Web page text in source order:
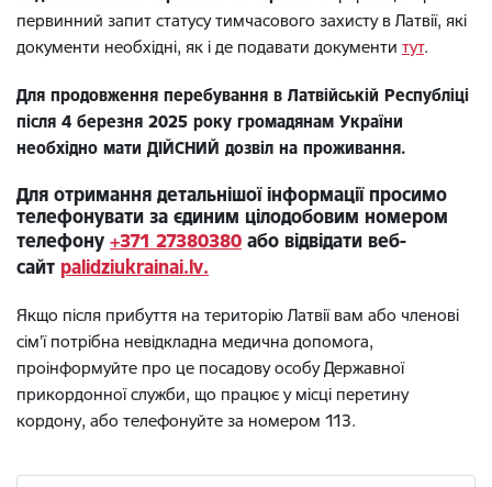
первинний запит статусу тимчасового захисту в Латвії, які
документи необхідні, як і де подавати документи тут.
Для продовження перебування в Латвійській Республіці
після 4 березня 2025 року громадянам України
необхідно мати ДІЙСНИЙ дозвіл на проживання.
Для отримання детальнішої інформації просимо
телефонувати за єдиним цілодобовим номером
телефону +371 27380380 або відвідати веб-
сайт palidziukrainai.lv.
Якщо після прибуття на територію Латвії вам або членові
сім’ї потрібна невідкладна медична допомога,
проінформуйте про це посадову особу Державної
прикордонної служби, що працює у місці перетину
кордону, або телефонуйте за номером 113.